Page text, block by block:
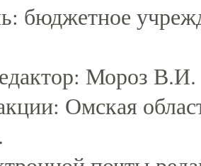
бюджетное
Мороз В.И.
Омская